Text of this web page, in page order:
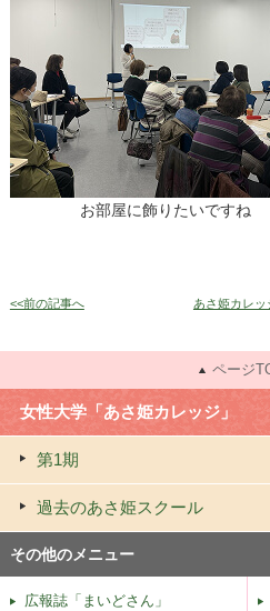
お部屋に飾りたいですね
<<前の記事へ あさ姫カレッ
ページ
女性大学「あさ姫カレッジ」
第1期
過去のあさ姫スクール
その他のメニュー
広報誌「まいどさん」